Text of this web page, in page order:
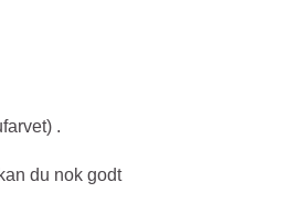
.
du nok godt